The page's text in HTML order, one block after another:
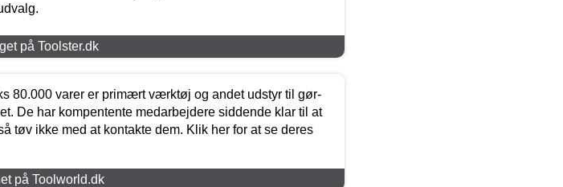
på Toolster.dk
80.000 varer er primært værktøj og andet udstyr til gør-
De har kompentente medarbejdere siddende klar til at
tøv ikke med at kontakte dem. Klik her for at se deres
på Toolworld.dk